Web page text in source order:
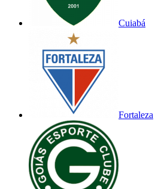
Cuiabá
Fortaleza